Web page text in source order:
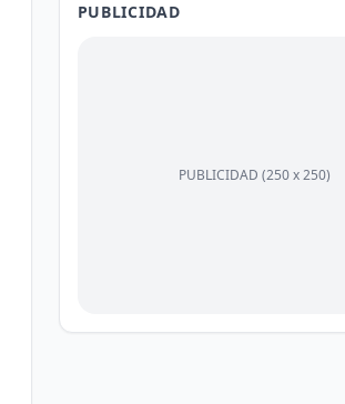
PUBLICIDAD
PUBLICIDAD (250 x 250)